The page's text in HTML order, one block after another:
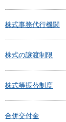
株式事務代行機関
株式の譲渡制限
株式等振替制度
合併交付金